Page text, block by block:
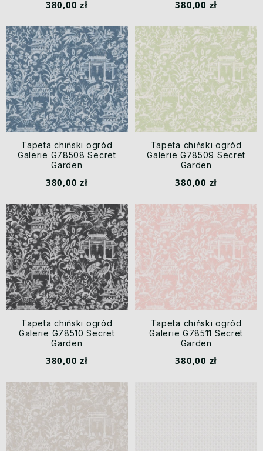
380,00 zł 380,00 zł
Tapeta chiński ogród
Galerie G78508 Secret
Garden
380,00 zł
Tapeta chiński ogród
Galerie G78509 Secret
Garden
380,00 zł
Tapeta chiński ogród
Galerie G78510 Secret
Garden
380,00 zł
Tapeta chiński ogród
Galerie G78511 Secret
Garden
380,00 zł